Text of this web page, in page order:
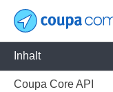
Inhalt
Coupa Core API